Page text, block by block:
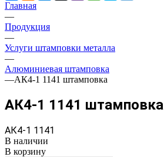
Главная
—
Продукция
—
Услуги штамповки металла
—
Алюминиевая штамповка
—АК4-1 1141 штамповка
АК4-1 1141 штамповка
АК4-1 1141
В наличии
В корзину